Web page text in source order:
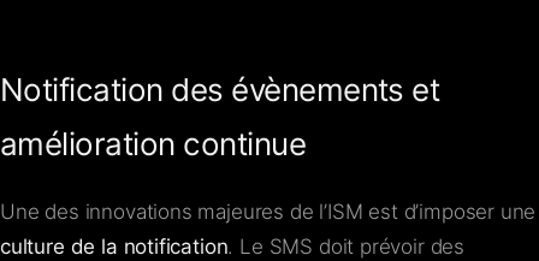
Notification des évènements et
amélioration continue
Une des innovations majeures de l’ISM est d’imposer une
culture de la notification. Le SMS doit prévoir des